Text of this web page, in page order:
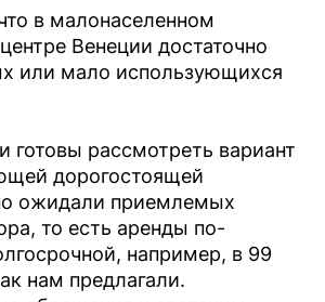
в малонаселенном
Венеции достаточно
или мало использующихся
рассмотреть вариант
дорогостоящей
ожидали приемлемых
то есть аренды по-
например, в 99
нам предлагали.